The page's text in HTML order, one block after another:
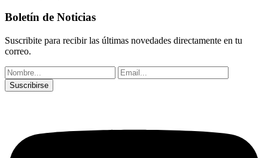
Boletín de Noticias
Suscribite para recibir las últimas novedades directamente en tu
correo.
Suscribirse